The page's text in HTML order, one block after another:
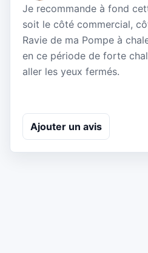
Je recommande à fond
soit le côté commercial,
Ravie de ma Pompe à
en ce période de forte
aller les yeux fermés.
Ajouter un avis